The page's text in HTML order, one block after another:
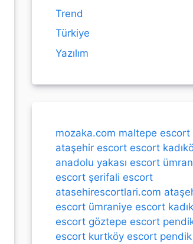
Trend
Türkiye
Yazılım
mozaka.com maltepe escort
ataşehir escort escort
anadolu yakası escort
escort şerifali escort
atasehirescortlari.com
escort ümraniye escort
escort göztepe escort
escort kurtköy escort pendik